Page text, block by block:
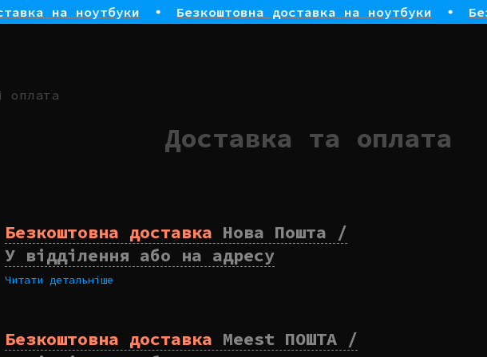
на ноутбуки Безкоштовна доставка на ноутбуки
оплата
Доставка та оплата
Безкоштовна доставка Нова Пошта /
У відділення або на адресу
Читати детальніше
Безкоштовна доставка Meest ПОШТА /